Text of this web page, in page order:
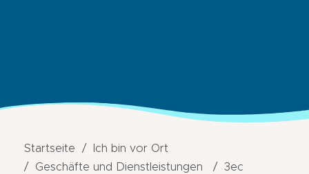
Startseite
Ich bin vor Ort
Geschäfte und Dienstleistungen
3ec